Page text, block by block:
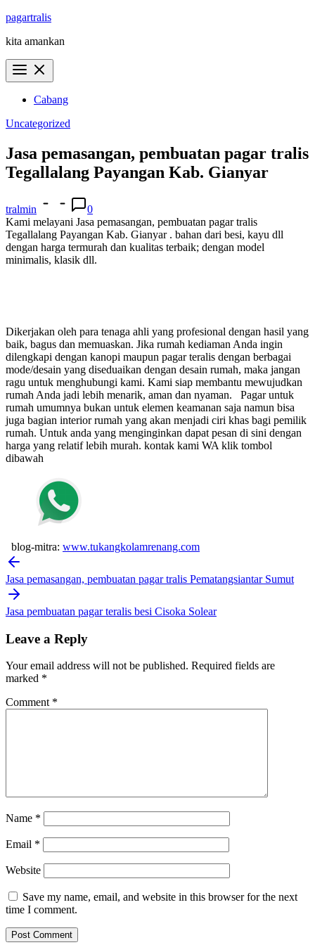
Skip
content
pagartralis
kita amankan
Cabang
Uncategorized
Jasa pemasangan, pembuatan pagar tralis
Tegallalang Payangan Kab. Gianyar
tralmin
0
Kami melayani Jasa pemasangan, pembuatan pagar tralis
Tegallalang Payangan Kab. Gianyar . bahan dari besi, kayu dll
dengan harga termurah dan kualitas terbaik; dengan model
minimalis, klasik dll.
Dikerjakan oleh para tenaga ahli yang profesional dengan hasil yang
baik, bagus dan memuaskan. Jika rumah kediaman Anda ingin
dilengkapi dengan kanopi maupun pagar teralis dengan berbagai
mode/desain yang diseduaikan dengan desain rumah, maka jangan
ragu untuk menghubungi kami. Kami siap membantu mewujudkan
rumah Anda jadi lebih menarik, aman dan nyaman.
Pagar untuk
rumah umumnya bukan untuk elemen keamanan saja namun bisa
juga bagian interior rumah yang akan menjadi ciri khas bagi pemilik
rumah. Untuk anda yang menginginkan dapat pesan di sini dengan
harga yang relatif lebih murah. kontak kami WA klik tombol
dibawah
blog-mitra: www.tukangkolamrenang.com
Post
navigation
Jasa pemasangan, pembuatan pagar tralis Pematangsiantar Sumut
Jasa pembuatan pagar teralis besi Cisoka Solear
Leave a Reply
Your email address will not be published. Required fields are
marked *
Comment *
Name *
Email *
Website
Save my name, email, and website in this browser for the next
time I comment.